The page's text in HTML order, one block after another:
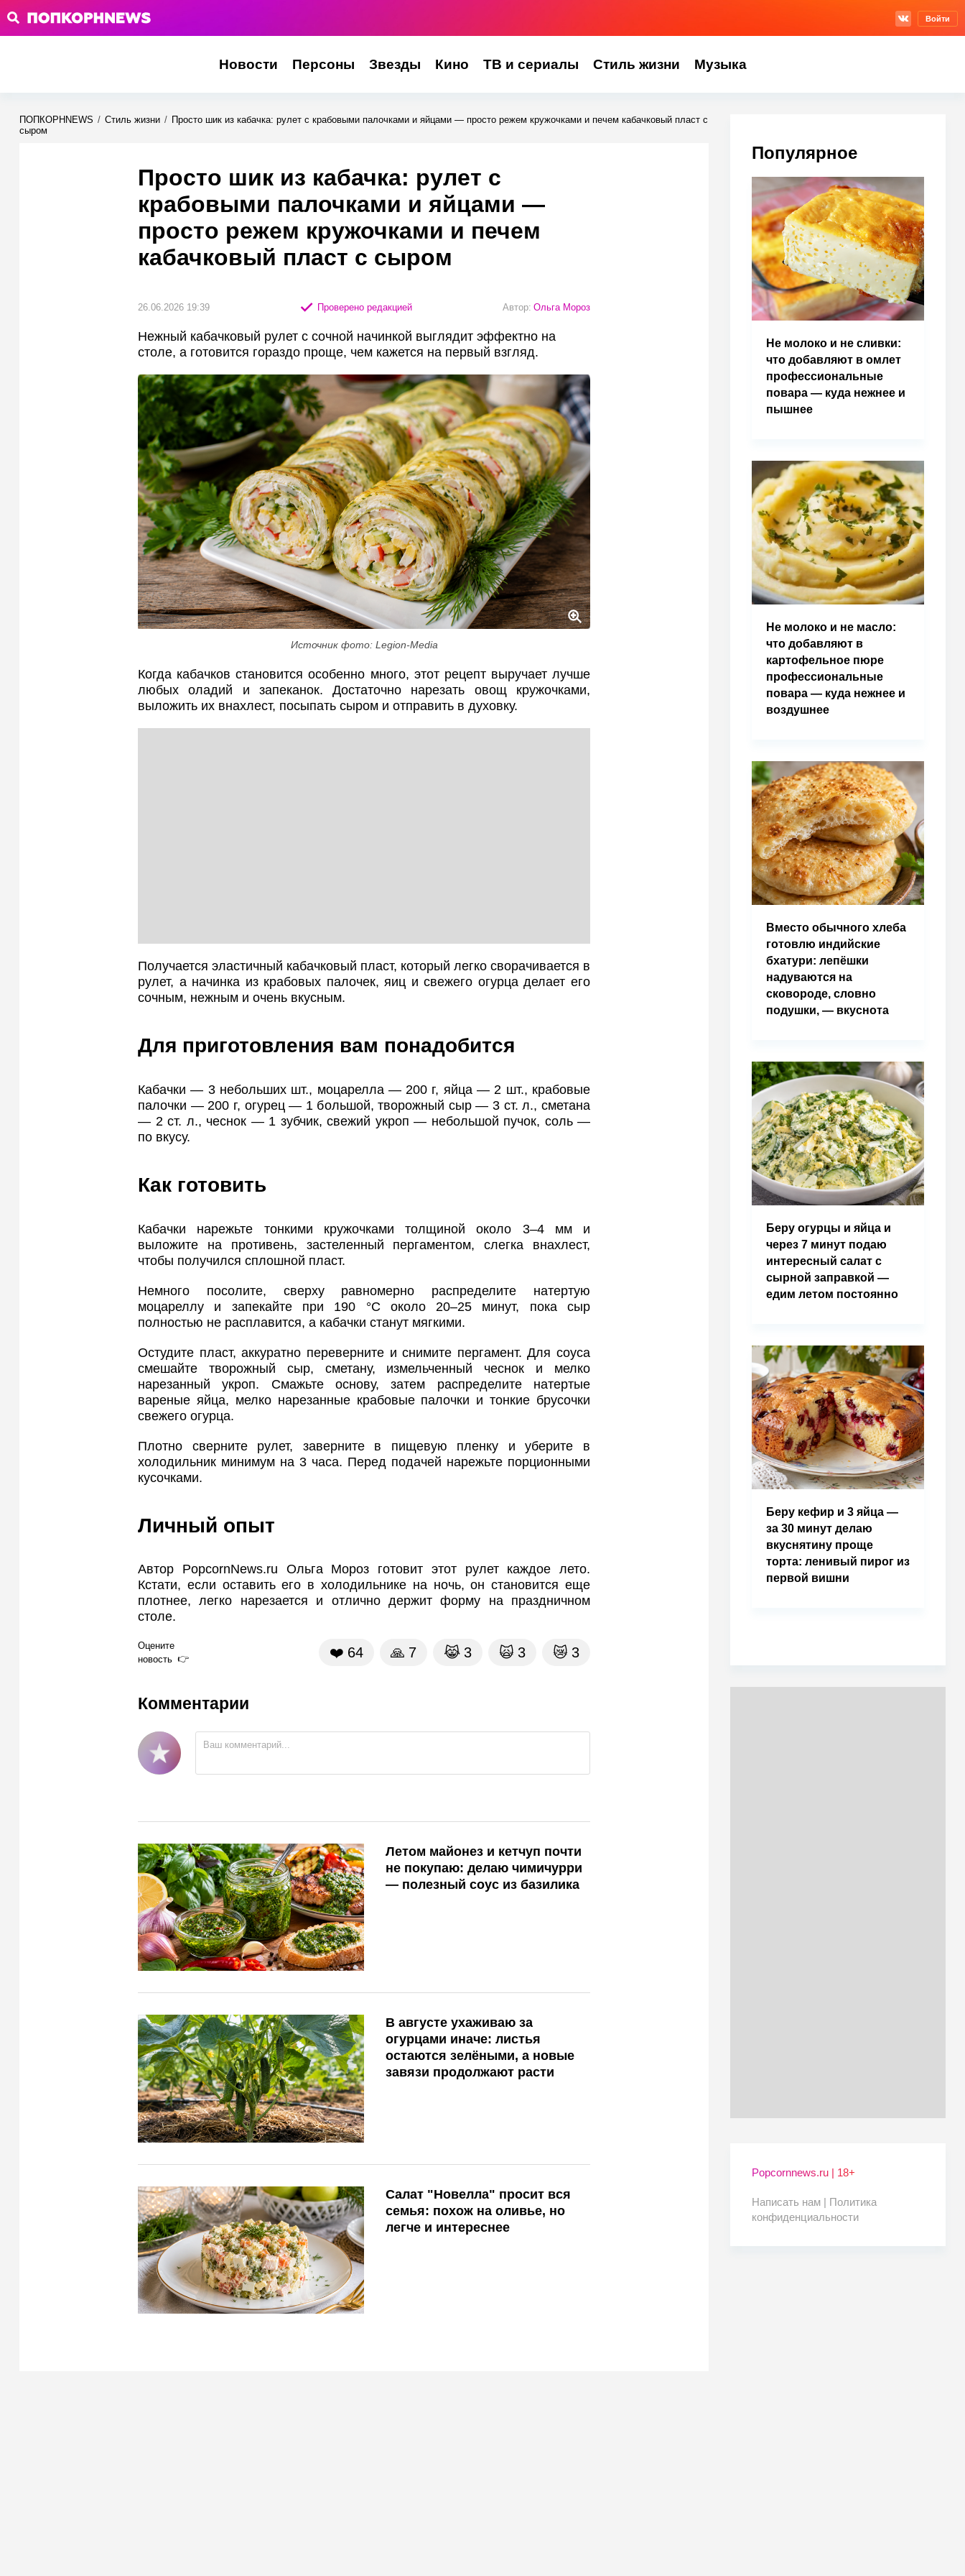
Войти
Новости Персоны Звезды Кино ТВ и сериалы Стиль жизни Музыка
ПОПКОРНNEWS / Стиль жизни / Просто шик из кабачка: рулет с крабовыми палочками и яйцами — просто режем кружочками и печем кабачковый пласт с
сыром
Просто шик из кабачка: рулет с
крабовыми палочками и яйцами —
просто режем кружочками и печем
кабачковый пласт с сыром
26.06.2026 19:39 Проверено редакцией Автор: Ольга Мороз
Нежный кабачковый рулет с сочной начинкой выглядит эффектно на
столе, а готовится гораздо проще, чем кажется на первый взгляд.
Источник фото: Legion-Media
Когда кабачков становится особенно много, этот рецепт выручает лучше
любых оладий и запеканок. Достаточно нарезать овощ кружочками,
выложить их внахлест, посыпать сыром и отправить в духовку.
Получается эластичный кабачковый пласт, который легко сворачивается в
рулет, а начинка из крабовых палочек, яиц и свежего огурца делает его
сочным, нежным и очень вкусным.
Для приготовления вам понадобится
Кабачки — 3 небольших шт., моцарелла — 200 г, яйца — 2 шт., крабовые
палочки — 200 г, огурец — 1 большой, творожный сыр — 3 ст. л., сметана
— 2 ст. л., чеснок — 1 зубчик, свежий укроп — небольшой пучок, соль —
по вкусу.
Как готовить
Кабачки нарежьте тонкими кружочками толщиной около 3–4 мм и
выложите на противень, застеленный пергаментом, слегка внахлест,
чтобы получился сплошной пласт.
Немного посолите, сверху равномерно распределите натертую
моцареллу и запекайте при 190 °C около 20–25 минут, пока сыр
полностью не расплавится, а кабачки станут мягкими.
Остудите пласт, аккуратно переверните и снимите пергамент. Для соуса
смешайте творожный сыр, сметану, измельченный чеснок и мелко
нарезанный укроп. Смажьте основу, затем распределите натертые
вареные яйца, мелко нарезанные крабовые палочки и тонкие брусочки
свежего огурца.
Плотно сверните рулет, заверните в пищевую пленку и уберите в
холодильник минимум на 3 часа. Перед подачей нарежьте порционными
кусочками.
Личный опыт
Автор PopcornNews.ru Ольга Мороз готовит этот рулет каждое лето.
Кстати, если оставить его в холодильнике на ночь, он становится еще
плотнее, легко нарезается и отлично держит форму на праздничном
столе.
Оцените
новость
❤️ 64 🙏 7 😹 3 🙀 3 😿 3
Комментарии
Летом майонез и кетчуп почти
не покупаю: делаю чимичурри
— полезный соус из базилика
В августе ухаживаю за
огурцами иначе: листья
остаются зелёными, а новые
завязи продолжают расти
Салат "Новелла" просит вся
семья: похож на оливье, но
легче и интереснее
Популярное
Не молоко и не сливки:
что добавляют в омлет
профессиональные
повара — куда нежнее и
пышнее
Не молоко и не масло:
что добавляют в
картофельное пюре
профессиональные
повара — куда нежнее и
воздушнее
Вместо обычного хлеба
готовлю индийские
бхатури: лепёшки
надуваются на
сковороде, словно
подушки, — вкуснота
Беру огурцы и яйца и
через 7 минут подаю
интересный салат с
сырной заправкой —
едим летом постоянно
Беру кефир и 3 яйца —
за 30 минут делаю
вкуснятину проще
торта: ленивый пирог из
первой вишни
Popcornnews.ru | 18+
Написать нам | Политика
конфиденциальности